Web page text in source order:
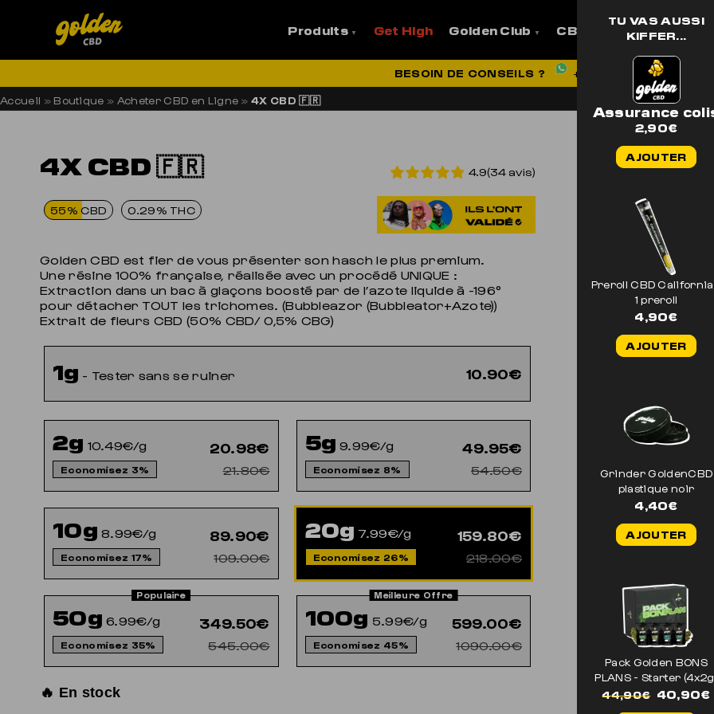
Produits Get High Golden Club CBD Pro Aide et
LIVRAISON OFFERTE EN FRANCE
BESOIN DE CONSEILS ? +33 7 56 93 14 20
Accueil » Boutique » Acheter CBD en Ligne »4X CBD 🇫🇷
4X CBD 🇫🇷 4.9(34 avis)
55% CBD 0.29% THC
Golden CBD est fier de vous présenter son hasch le plus premium.
Une résine 100% française, réalisée avec un procédé UNIQUE :
Extraction dans un bac à glaçons boosté par de l’azote liquide à -196°
pour détacher TOUT les trichomes. (Bubbleazor (Bubbleator+Azote))
Extrait de fleurs CBD (50% CBD/ 0,5% CBG)
1g - Tester sans se ruiner 10.90€
2g 10.49€/g
Economisez 3%
20.98€
21.80€
5g 9.99€/g
Economisez 8%
49.95€
54.50€
10g 8.99€/g
Economisez 17%
89.90€
109.00€
20g 7.99€/g
Economisez 26%
159.80€
218.00€
50g 6.99€/g
Economisez 35%
349.50€
545.00€
100g 5.99€/g
Economisez 45%
599.00€
1090.00€
🔥 En stock
TU VAS AUSSI
KIFFER...
Assurance
2,90€
AJOUTER
Preroll CBD
1 preroll
4,90€
AJOUTER
Grinder GoldenCBD
plastique noir
4,40€
AJOUTER
Pack Golden BONS
PLANS - Starter
44,90€ Le
prix
40,90€